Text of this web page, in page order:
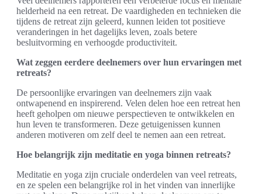
helderheid na een retreat. De vaardigheden en technieken die
tijdens de retreat zijn geleerd, kunnen leiden tot positieve
veranderingen in het dagelijks leven, zoals betere
besluitvorming en verhoogde productiviteit.
Wat zeggen eerdere deelnemers over hun ervaringen met
retreats?
De persoonlijke ervaringen van deelnemers zijn vaak
ontwapenend en inspirerend. Velen delen hoe een retreat hen
heeft geholpen om nieuwe perspectieven te ontwikkelen en
hun leven te transformeren. Deze getuigenissen kunnen
anderen motiveren om zelf deel te nemen aan een retreat.
Hoe belangrijk zijn meditatie en yoga binnen retreats?
Meditatie en yoga zijn cruciale onderdelen van veel retreats,
en ze spelen een belangrijke rol in het vinden van innerlijke